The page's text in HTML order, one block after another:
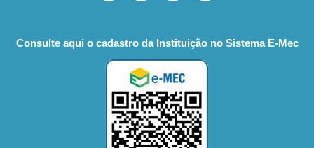
Consulte aqui o cadastro da Instituição no Sistema E-Mec